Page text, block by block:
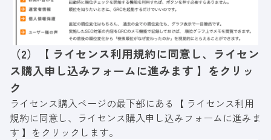
（2）【 ライセンス利用規約に同意し、ライセン
ス購入申し込みフォームに進みます 】をクリッ
ク
ライセンス購入ページの最下部にある【 ライセンス利用
規約に同意し、ライセンス購入申し込みフォームに進みま
す 】をクリックします。